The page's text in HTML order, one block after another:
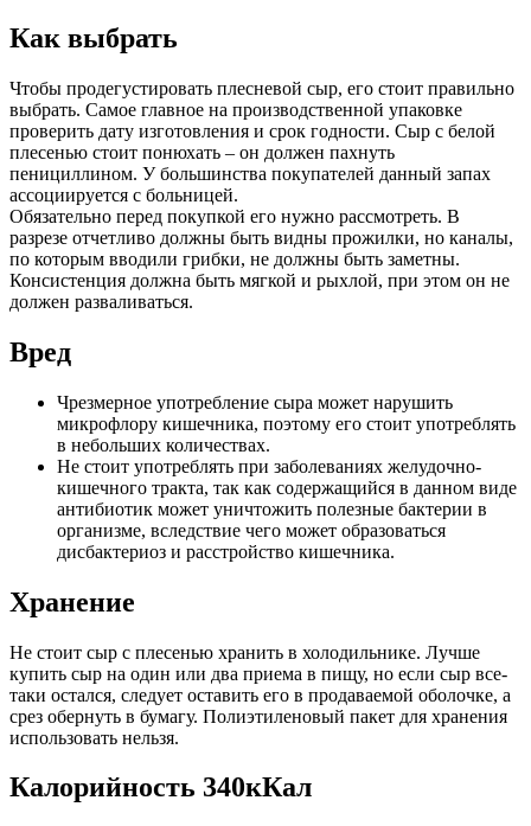
Как выбрать
Чтобы продегустировать плесневой сыр, его стоит правильно
выбрать. Самое главное на производственной упаковке
проверить дату изготовления и срок годности. Сыр с белой
плесенью стоит понюхать – он должен пахнуть
пенициллином. У большинства покупателей данный запах
ассоциируется с больницей.
Обязательно перед покупкой его нужно рассмотреть. В
разрезе отчетливо должны быть видны прожилки, но каналы,
по которым вводили грибки, не должны быть заметны.
Консистенция должна быть мягкой и рыхлой, при этом он не
должен разваливаться.
Вред
Чрезмерное употребление сыра может нарушить
микрофлору кишечника, поэтому его стоит употреблять
в небольших количествах.
Не стоит употреблять при заболеваниях желудочно-
кишечного тракта, так как содержащийся в данном виде
антибиотик может уничтожить полезные бактерии в
организме, вследствие чего может образоваться
дисбактериоз и расстройство кишечника.
Хранение
Не стоит сыр с плесенью хранить в холодильнике. Лучше
купить сыр на один или два приема в пищу, но если сыр все-
таки остался, следует оставить его в продаваемой оболочке, а
срез обернуть в бумагу. Полиэтиленовый пакет для хранения
использовать нельзя.
Калорийность 340кКал